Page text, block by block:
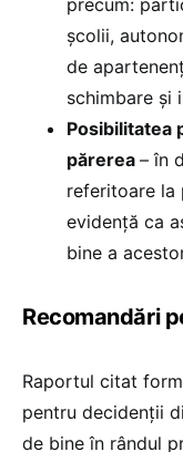
școlii,
de
schimbare și
Posibilitatea
părerea – în
referitoare la
evidență ca
bine a
Recomandări
Raportul citat
pentru decidenții
de bine în rândul